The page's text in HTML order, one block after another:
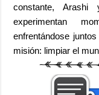
constante,
experimentan
enfrentándose
misión: limpiar el